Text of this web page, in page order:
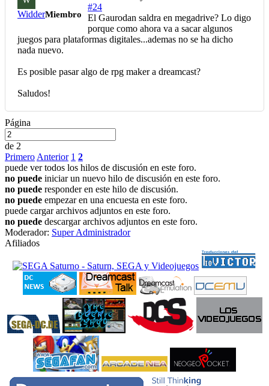
WidderMiembro
#24
El Gaurodan saldra en megadrive? Lo digo
porque como ahora va a sacar algunos
juegos para plataformas digitales...ademas no se ha dicho
nada nuevo.
Es posible pasar algo de rpg maker a dreamcast?
Saludos!
Página
de 2
Primero Anterior 1 2
puede ver todos los hilos de discusión en este foro.
no puede iniciar un nuevo hilo de discusión en este foro.
no puede responder en este hilo de discusión.
no puede empezar en una encuesta en este foro.
puede cargar archivos adjuntos en este foro.
no puede descargar archivos adjuntos en este foro.
Moderador: Super Administrador
Afiliados